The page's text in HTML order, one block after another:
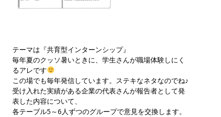
テーマは『共育型インターンシップ』
毎年夏のクッソ暑いときに、学生さんが職場体験しにく
るアレです
この場でも毎年発信しています。ステキなネタなのでね♪
受け入れた実績がある企業の代表さんが報告者として発
表した内容について、
各テーブル5～6人ずつのグループで意見を交換します。